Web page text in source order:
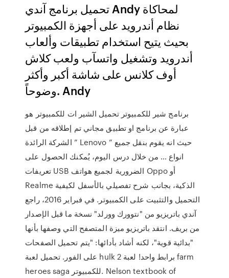
تحميل برنامج آندي Andy لمحاكاة
نظام أندرويد على أجهزة الكمبيوتر
بحيث يتيح استخدام تطبيقات وألعاب
أندرويد وتشغيل واتسآب ولعب كلاش
أوف كلانس على شاشة أكبر وأكثر
وضوحاً. Andy
برنامج شير للكمبيوتر تحميل الشير ات للكمبيوتر هو
عبارة عن برنامج او تطبيق مجاني تم إطلاقه من قبل
الشركة الرائدة ” Lenovo ” حيث انه يقوم بنقل جميع
انواع … من خلال درس اليوم، يُمكنك الحصول على
تعريفات USB الضرورية لجميع هواتف Oppo أو
Realme الذكية، بجانب شرح تفصيلي بالأسفل لكيفية
التحميل والتثبيت على الكمبيوتر. في فبراير 2016، راجع
آندي باتريزيو من "نتوورك وورلد" نسخة ما قبل الإصدار
من بريف. انتقد باتريزيو ميزة المتصفح التي وصفها بأنها
"بدائية قوية"، لكنه أشاد بأدائها: "يتم تحميل الصفحات
على الفور. تحميل لعبة hulk 2 برابط واحد! لعبة farm
heroes saga للكمبيوتر. Nelson textbook of